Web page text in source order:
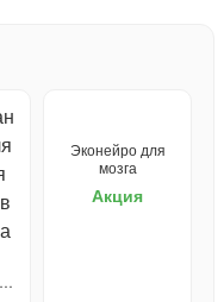
Эконейро для
мозга
Акция